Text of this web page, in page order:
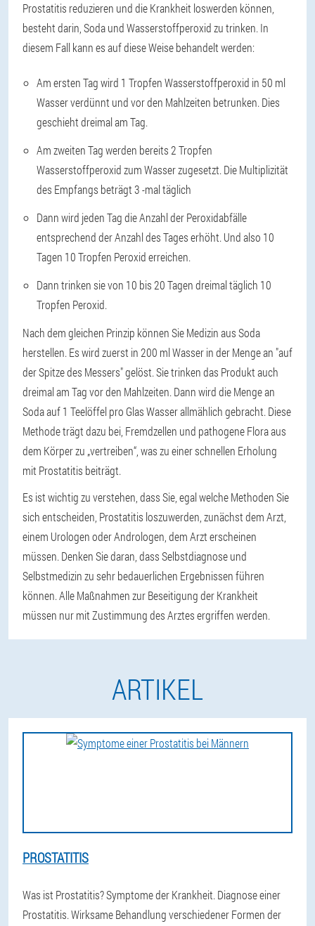
Prostatitis reduzieren und die Krankheit loswerden können,
besteht darin, Soda und Wasserstoffperoxid zu trinken. In
diesem Fall kann es auf diese Weise behandelt werden:
Am ersten Tag wird 1 Tropfen Wasserstoffperoxid in 50 ml
Wasser verdünnt und vor den Mahlzeiten betrunken. Dies
geschieht dreimal am Tag.
Am zweiten Tag werden bereits 2 Tropfen
Wasserstoffperoxid zum Wasser zugesetzt. Die Multiplizität
des Empfangs beträgt 3 -mal täglich
Dann wird jeden Tag die Anzahl der Peroxidabfälle
entsprechend der Anzahl des Tages erhöht. Und also 10
Tagen 10 Tropfen Peroxid erreichen.
Dann trinken sie von 10 bis 20 Tagen dreimal täglich 10
Tropfen Peroxid.
Nach dem gleichen Prinzip können Sie Medizin aus Soda
herstellen. Es wird zuerst in 200 ml Wasser in der Menge an "auf
der Spitze des Messers" gelöst. Sie trinken das Produkt auch
dreimal am Tag vor den Mahlzeiten. Dann wird die Menge an
Soda auf 1 Teelöffel pro Glas Wasser allmählich gebracht. Diese
Methode trägt dazu bei, Fremdzellen und pathogene Flora aus
dem Körper zu „vertreiben“, was zu einer schnellen Erholung
mit Prostatitis beiträgt.
Es ist wichtig zu verstehen, dass Sie, egal welche Methoden Sie
sich entscheiden, Prostatitis loszuwerden, zunächst dem Arzt,
einem Urologen oder Andrologen, dem Arzt erscheinen
müssen. Denken Sie daran, dass Selbstdiagnose und
Selbstmedizin zu sehr bedauerlichen Ergebnissen führen
können. Alle Maßnahmen zur Beseitigung der Krankheit
müssen nur mit Zustimmung des Arztes ergriffen werden.
ARTIKEL
PROSTATITIS
Was ist Prostatitis? Symptome der Krankheit. Diagnose einer
Prostatitis. Wirksame Behandlung verschiedener Formen der